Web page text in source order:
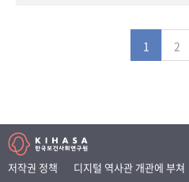
1 2
저작권 정책 디지털 역사관 개관에 부쳐